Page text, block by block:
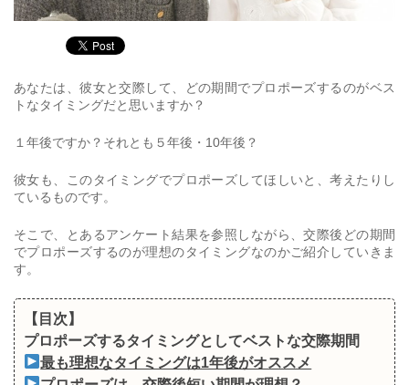
あなたは、彼女と交際して、どの期間でプロポーズするのがベス
トなタイミングだと思いますか？
１年後ですか？それとも５年後・10年後？
彼女も、このタイミングでプロポーズしてほしいと、考えたりし
ているものです。
そこで、とあるアンケート結果を参照しながら、交際後どの期間
でプロポーズするのが理想のタイミングなのかご紹介していきま
す。
【目次】
プロポーズするタイミングとしてベストな交際期間
最も理想なタイミングは1年後がオススメ